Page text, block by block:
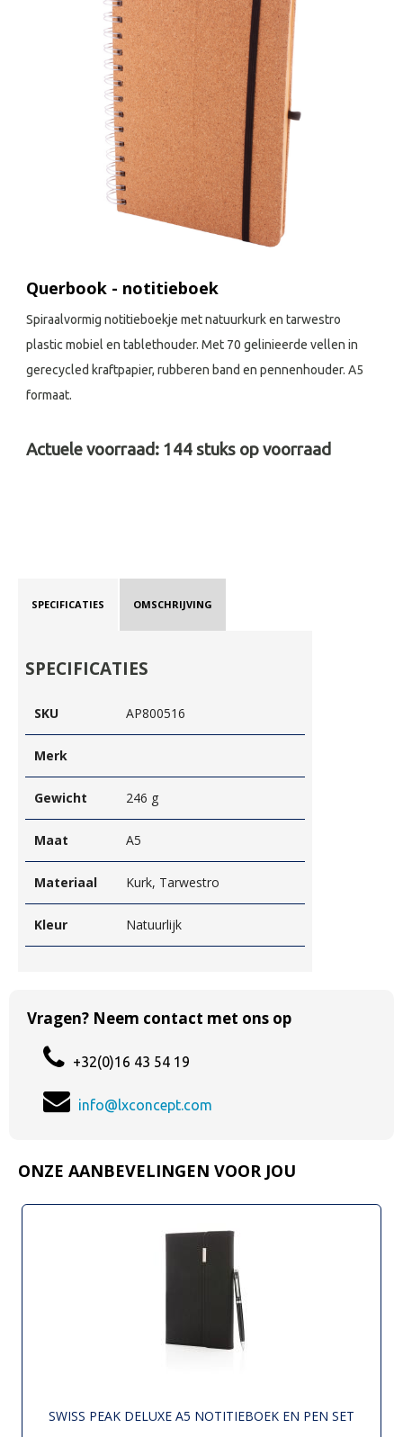
Querbook - notitieboek
Spiraalvormig notitieboekje met natuurkurk en tarwestro
plastic mobiel en tablethouder. Met 70 gelinieerde vellen in
gerecycled kraftpapier, rubberen band en pennenhouder. A5
formaat.
Actuele voorraad: 144 stuks op voorraad
SPECIFICATIES OMSCHRIJVING
SPECIFICATIES
SKU AP800516
Merk
Gewicht 246 g
Maat A5
Materiaal Kurk, Tarwestro
Kleur Natuurlijk
Vragen? Neem contact met ons op
+32(0)16 43 54 19
info@lxconcept.com
ONZE AANBEVELINGEN VOOR JOU
SWISS PEAK DELUXE A5 NOTITIEBOEK EN PEN SET